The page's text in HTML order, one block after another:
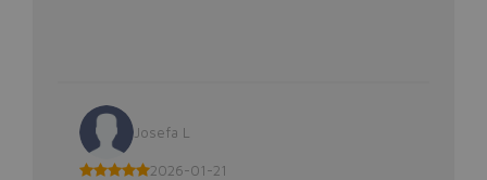
Josefa L
2026-01-21